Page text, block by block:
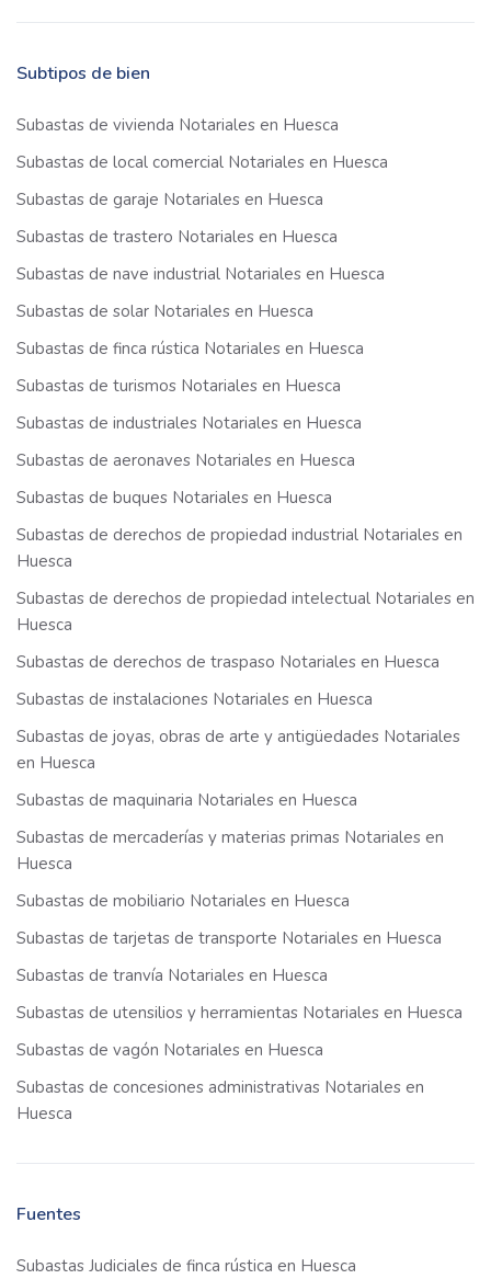
Subtipos de bien
Subastas de vivienda Notariales en Huesca
Subastas de local comercial Notariales en Huesca
Subastas de garaje Notariales en Huesca
Subastas de trastero Notariales en Huesca
Subastas de nave industrial Notariales en Huesca
Subastas de solar Notariales en Huesca
Subastas de finca rústica Notariales en Huesca
Subastas de turismos Notariales en Huesca
Subastas de industriales Notariales en Huesca
Subastas de aeronaves Notariales en Huesca
Subastas de buques Notariales en Huesca
Subastas de derechos de propiedad industrial Notariales en
Huesca
Subastas de derechos de propiedad intelectual Notariales en
Huesca
Subastas de derechos de traspaso Notariales en Huesca
Subastas de instalaciones Notariales en Huesca
Subastas de joyas, obras de arte y antigüedades Notariales
en Huesca
Subastas de maquinaria Notariales en Huesca
Subastas de mercaderías y materias primas Notariales en
Huesca
Subastas de mobiliario Notariales en Huesca
Subastas de tarjetas de transporte Notariales en Huesca
Subastas de tranvía Notariales en Huesca
Subastas de utensilios y herramientas Notariales en Huesca
Subastas de vagón Notariales en Huesca
Subastas de concesiones administrativas Notariales en
Huesca
Fuentes
Subastas Judiciales de finca rústica en Huesca